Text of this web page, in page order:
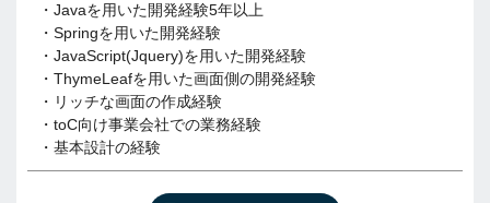
・Javaを用いた開発経験5年以上
・Springを用いた開発経験
・JavaScript(Jquery)を用いた開発経験
・ThymeLeafを用いた画面側の開発経験
・リッチな画面の作成経験
・toC向け事業会社での業務経験
・基本設計の経験